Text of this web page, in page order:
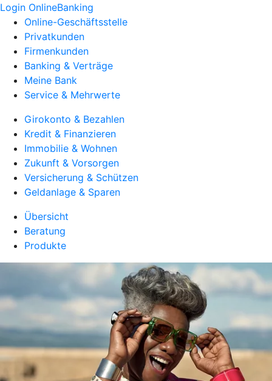
Login OnlineBanking
Online-Geschäftsstelle
Privatkunden
Firmenkunden
Banking & Verträge
Meine Bank
Service & Mehrwerte
Girokonto & Bezahlen
Kredit & Finanzieren
Immobilie & Wohnen
Zukunft & Vorsorgen
Versicherung & Schützen
Geldanlage & Sparen
Übersicht
Beratung
Produkte